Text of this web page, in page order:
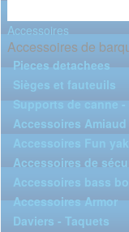
Accessoires
Accessoires de
Pieces detachees
Sièges et fauteuils
Supports de canne
Accessoires Amiaud
Accessoires Fun
Accessoires de
Accessoires bass
Accessoires Armor
Daviers - Taquets